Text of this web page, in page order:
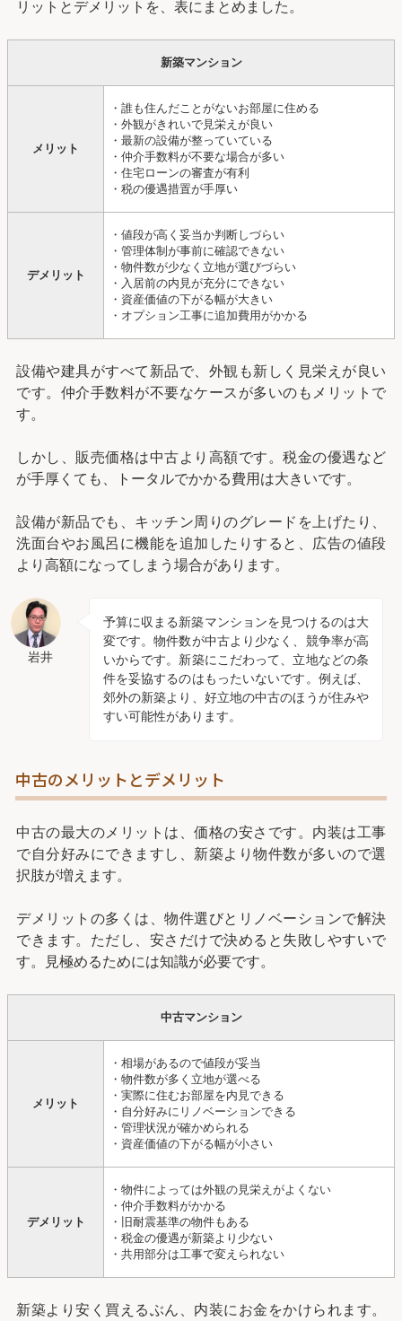
リットとデメリットを、表にまとめました。
新築マンション
メリット
・誰も住んだことがないお部屋に住める
・外観がきれいで見栄えが良い
・最新の設備が整っていている
・仲介手数料が不要な場合が多い
・住宅ローンの審査が有利
・税の優遇措置が手厚い
デメリット
・値段が高く妥当か判断しづらい
・管理体制が事前に確認できない
・物件数が少なく立地が選びづらい
・入居前の内見が充分にできない
・資産価値の下がる幅が大きい
・オプション工事に追加費用がかかる
設備や建具がすべて新品で、外観も新しく見栄えが良い
です。仲介手数料が不要なケースが多いのもメリットで
す。
しかし、販売価格は中古より高額です。税金の優遇など
が手厚くても、トータルでかかる費用は大きいです。
設備が新品でも、キッチン周りのグレードを上げたり、
洗面台やお風呂に機能を追加したりすると、広告の値段
より高額になってしまう場合があります。
岩井
予算に収まる新築マンションを見つけるのは大
変です。物件数が中古より少なく、競争率が高
いからです。新築にこだわって、立地などの条
件を妥協するのはもったいないです。例えば、
郊外の新築より、好立地の中古のほうが住みや
すい可能性があります。
中古のメリットとデメリット
中古の最大のメリットは、価格の安さです。内装は工事
で自分好みにできますし、新築より物件数が多いので選
択肢が増えます。
デメリットの多くは、物件選びとリノベーションで解決
できます。ただし、安さだけで決めると失敗しやすいで
す。見極めるためには知識が必要です。
中古マンション
メリット
・相場があるので値段が妥当
・物件数が多く立地が選べる
・実際に住むお部屋を内見できる
・自分好みにリノベーションできる
・管理状況が確かめられる
・資産価値の下がる幅が小さい
デメリット
・物件によっては外観の見栄えがよくない
・仲介手数料がかかる
・旧耐震基準の物件もある
・税金の優遇が新築より少ない
・共用部分は工事で変えられない
新築より安く買えるぶん、内装にお金をかけられます。